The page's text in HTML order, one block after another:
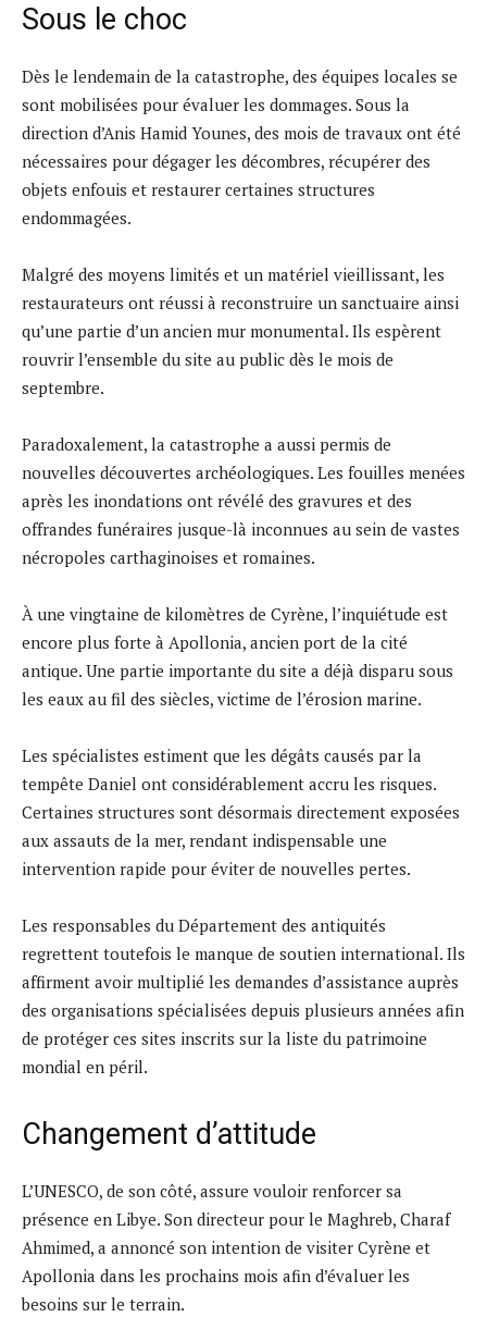
Sous le choc
Dès le lendemain de la catastrophe, des équipes locales se
sont mobilisées pour évaluer les dommages. Sous la
direction d’Anis Hamid Younes, des mois de travaux ont été
nécessaires pour dégager les décombres, récupérer des
objets enfouis et restaurer certaines structures
endommagées.
Malgré des moyens limités et un matériel vieillissant, les
restaurateurs ont réussi à reconstruire un sanctuaire ainsi
qu’une partie d’un ancien mur monumental. Ils espèrent
rouvrir l’ensemble du site au public dès le mois de
septembre.
Paradoxalement, la catastrophe a aussi permis de
nouvelles découvertes archéologiques. Les fouilles menées
après les inondations ont révélé des gravures et des
offrandes funéraires jusque-là inconnues au sein de vastes
nécropoles carthaginoises et romaines.
À une vingtaine de kilomètres de Cyrène, l’inquiétude est
encore plus forte à Apollonia, ancien port de la cité
antique. Une partie importante du site a déjà disparu sous
les eaux au fil des siècles, victime de l’érosion marine.
Les spécialistes estiment que les dégâts causés par la
tempête Daniel ont considérablement accru les risques.
Certaines structures sont désormais directement exposées
aux assauts de la mer, rendant indispensable une
intervention rapide pour éviter de nouvelles pertes.
Les responsables du Département des antiquités
regrettent toutefois le manque de soutien international. Ils
affirment avoir multiplié les demandes d’assistance auprès
des organisations spécialisées depuis plusieurs années afin
de protéger ces sites inscrits sur la liste du patrimoine
mondial en péril.
Changement d’attitude
L’UNESCO, de son côté, assure vouloir renforcer sa
présence en Libye. Son directeur pour le Maghreb, Charaf
Ahmimed, a annoncé son intention de visiter Cyrène et
Apollonia dans les prochains mois afin d’évaluer les
besoins sur le terrain.